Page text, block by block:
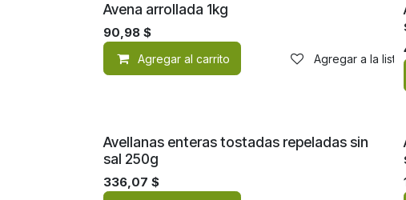
Avena arrollada 1kg
90,98 $
Agregar al carrito Agregar a la
Avellanas enteras tostadas repeladas sin
sal 250g
336,07 $